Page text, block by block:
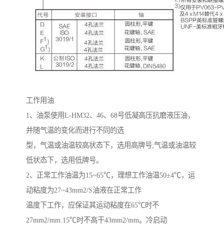
工作用油
1、油泵使用L-HM32、 46、 68号低凝高压抗磨液压油，
并随气温的变化而进行不同的选
型，气温或油温较高状态下，选用高牌号;气温或油温较
低状态下，选用低牌号。
2、正常工作油温为15~65℃，理想工作油温50±4℃，运
动粘度为27~43mm2/S油液在正常工作
温度下工作，应保证其运动粘度在65℃时不
27mm2/mm.15℃时不高干43mm2/mm。冷启动